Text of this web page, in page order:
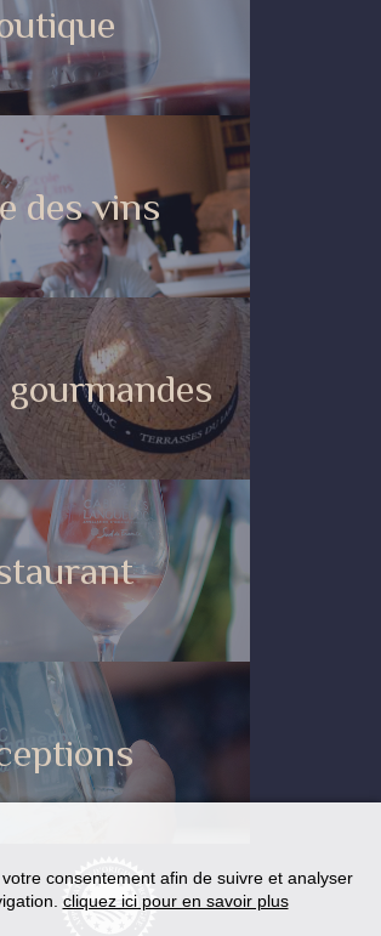
des vins
gourmandes
consentement afin de suivre et analyser
cliquez ici pour en savoir plus